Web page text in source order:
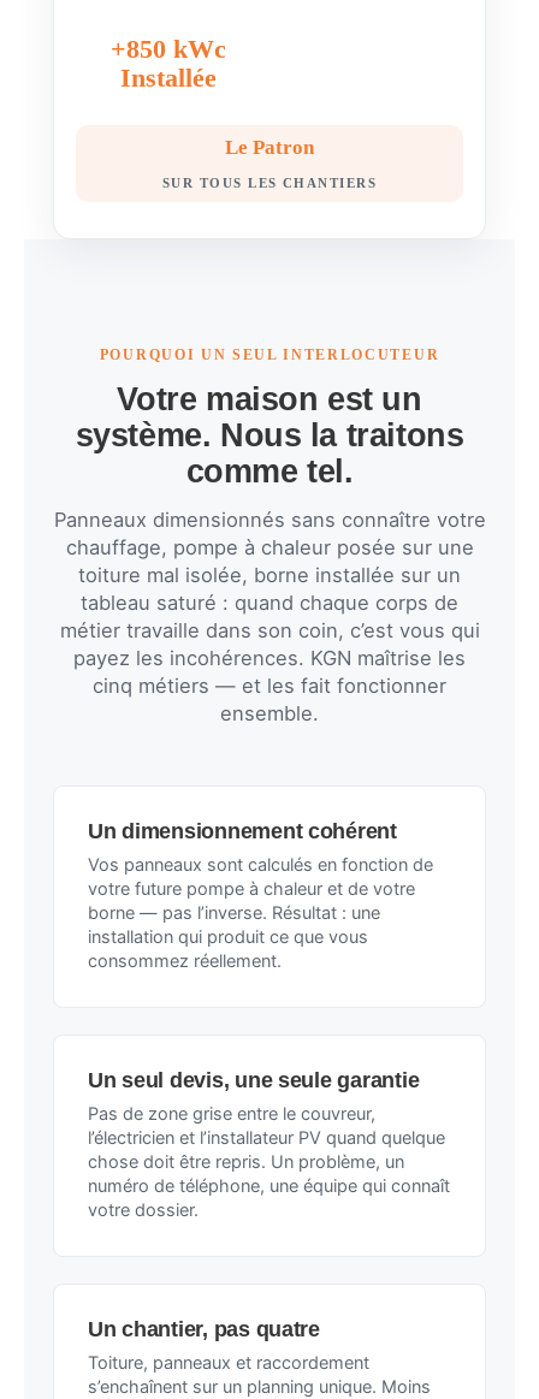
+850 kWc
Installée
Le Patron
SUR TOUS LES CHANTIERS
POURQUOI UN SEUL INTERLOCUTEUR
Votre maison est un
système. Nous la traitons
comme tel.
Panneaux dimensionnés sans connaître votre
chauffage, pompe à chaleur posée sur une
toiture mal isolée, borne installée sur un
tableau saturé : quand chaque corps de
métier travaille dans son coin, c’est vous qui
payez les incohérences. KGN maîtrise les
cinq métiers — et les fait fonctionner
ensemble.
Un dimensionnement cohérent
Vos panneaux sont calculés en fonction de
votre future pompe à chaleur et de votre
borne — pas l’inverse. Résultat : une
installation qui produit ce que vous
consommez réellement.
Un seul devis, une seule garantie
Pas de zone grise entre le couvreur,
l’électricien et l’installateur PV quand quelque
chose doit être repris. Un problème, un
numéro de téléphone, une équipe qui connaît
votre dossier.
Un chantier, pas quatre
Toiture, panneaux et raccordement
s’enchaînent sur un planning unique. Moins